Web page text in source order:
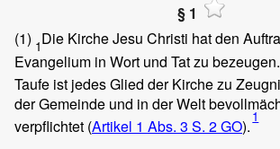
§ 1
(1) 1Die Kirche Jesu Christi hat den
Evangelium in Wort und Tat zu bezeugen.
Taufe ist jedes Glied der Kirche zu
der Gemeinde und in der Welt
verpflichtet (Artikel 1 Abs. 3 S. 2 GO). 1